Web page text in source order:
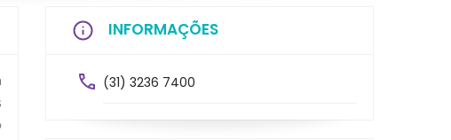
INFORMAÇÕES
(31) 3236 7400